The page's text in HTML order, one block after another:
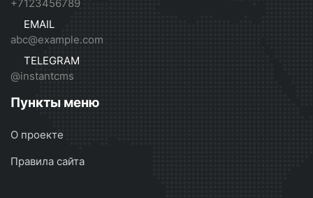
+7123456789
EMAIL
abc@example.com
TELEGRAM
@instantcms
Пункты меню
О проекте
Правила сайта